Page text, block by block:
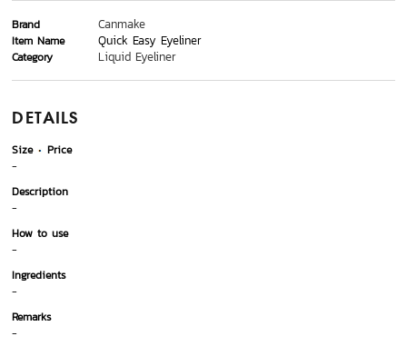
Brand Canmake
Item Name Quick Easy Eyeliner
Category Liquid Eyeliner
DETAILS
Size
Price
-
Description
-
How to use
-
Ingredients
-
Remarks
-